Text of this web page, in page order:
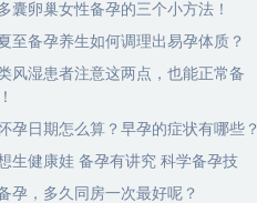
囊卵巢女性备孕的三个小方法！
至备孕养生如何调理出易孕体质？
风湿患者注意这两点，也能正常备
孕日期怎么算？早孕的症状有哪些？
生健康娃 备孕有讲究 科学备孕技
孕，多久同房一次最好呢？